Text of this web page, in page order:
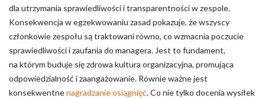
dla utrzymania sprawiedliwości i transparentności w zespole.
Konsekwencja w egzekwowaniu zasad pokazuje, że wszyscy
członkowie zespołu są traktowani równo, co wzmacnia poczucie
sprawiedliwości i zaufania do managera. Jest to fundament,
na którym buduje się zdrowa kultura organizacyjna, promująca
odpowiedzialność i zaangażowanie. Równie ważne jest
konsekwentnenagradzanie osiągnięć. Co nie tylko docenia wysiłek